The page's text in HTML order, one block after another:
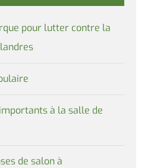
pour lutter contre la
à la salle de
de salon à